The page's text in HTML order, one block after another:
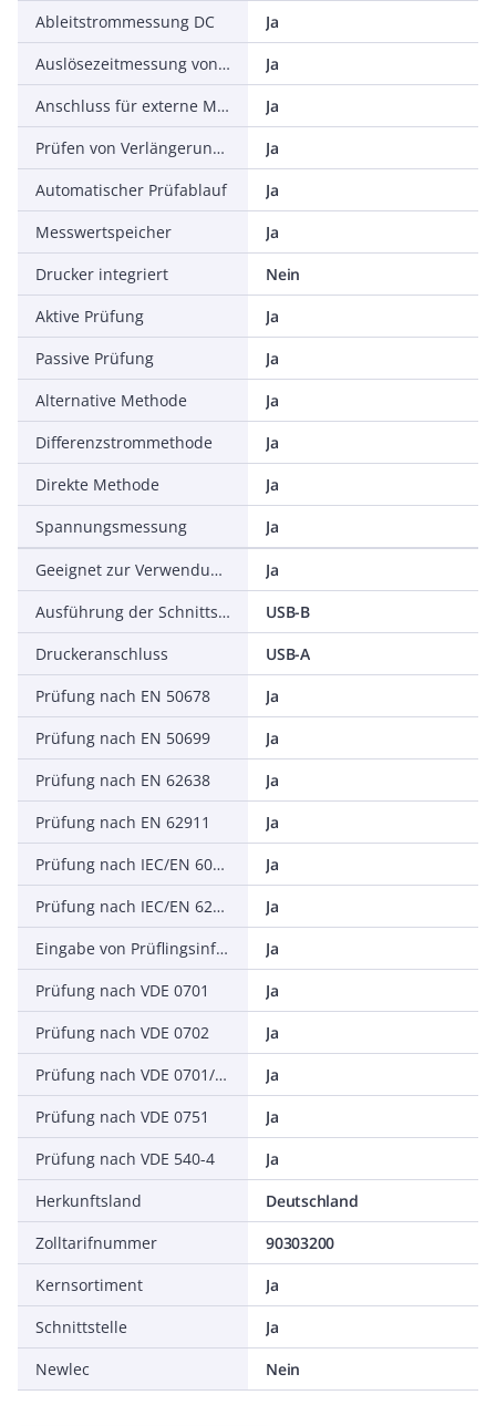
Ableitstrommessung DC
Ja
Auslösezeitmessung von (P)RCDs
Ja
Anschluss für externe Messadapter
Ja
Prüfen von Verlängerungsleitungen
Ja
Automatischer Prüfablauf
Ja
Messwertspeicher
Ja
Drucker integriert
Nein
Aktive Prüfung
Ja
Passive Prüfung
Ja
Alternative Methode
Ja
Differenzstrommethode
Ja
Direkte Methode
Ja
Spannungsmessung
Ja
Geeignet zur Verwendung durch eine unterwiesene Person
Ja
Ausführung der Schnittstelle
USB-B
Druckeranschluss
USB-A
Prüfung nach EN 50678
Ja
Prüfung nach EN 50699
Ja
Prüfung nach EN 62638
Ja
Prüfung nach EN 62911
Ja
Prüfung nach IEC/EN 60974-4
Ja
Prüfung nach IEC/EN 62353
Ja
Eingabe von Prüflingsinformationen
Ja
Prüfung nach VDE 0701
Ja
Prüfung nach VDE 0702
Ja
Prüfung nach VDE 0701/0702
Ja
Prüfung nach VDE 0751
Ja
Prüfung nach VDE 540-4
Ja
Herkunftsland
Deutschland
Zolltarifnummer
90303200
Kernsortiment
Ja
Schnittstelle
Ja
Newlec
Nein